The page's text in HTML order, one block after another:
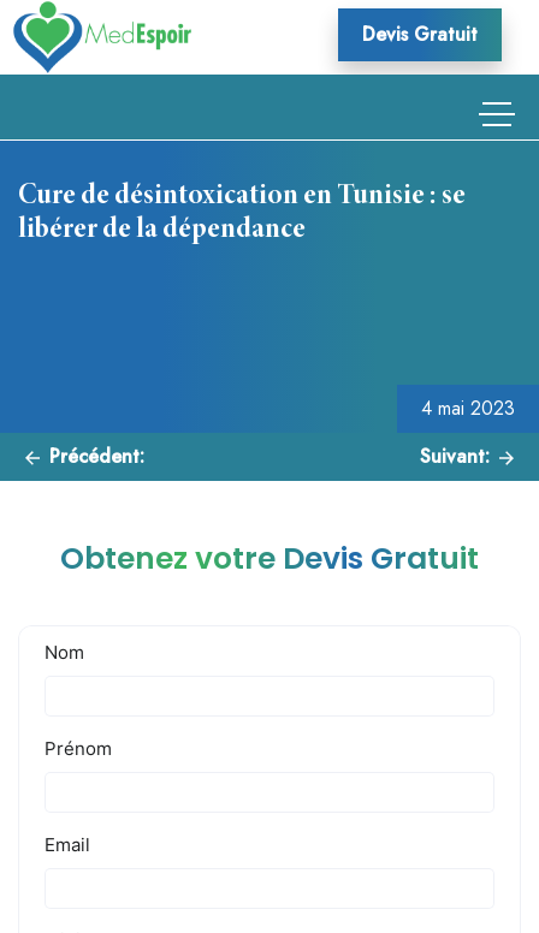
Skip
to
content
Devis Gratuit
Cure de désintoxication en Tunisie : se
libérer de la dépendance
4 mai 2023
Précédent: Suivant:
Obtenez votre Devis Gratuit